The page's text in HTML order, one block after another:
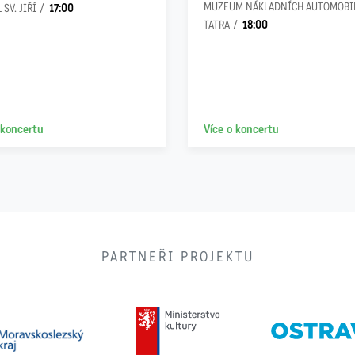
SV. JIŘÍ 17:00
MUZEUM NÁKLADNÍCH
TATRA
18:00
Více o koncertu
PARTNEŘI PROJEKTU